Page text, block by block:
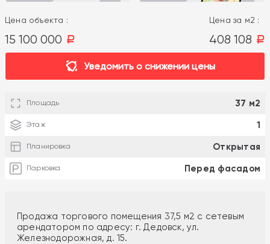
Цена объекта :
15 100 000 a
Цена за м2 :
408 108 a
Уведомить о снижении цены
Площадь 37 м2
Этаж 1
Планировка Открытая
Парковка Перед фасадом
Продажа торгового помещения 37,5 м2 с сетевым
арендатором по адресу: г. Дедовск, ул.
Железнодорожная, д. 15.